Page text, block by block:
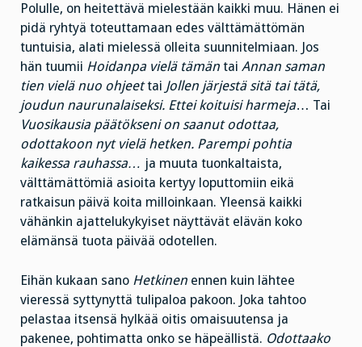
Polulle, on heitettävä mielestään kaikki muu. Hänen ei
pidä ryhtyä toteuttamaan edes välttämättömän
tuntuisia, alati mielessä olleita suunnitelmiaan. Jos
hän tuumii Hoidanpa vielä tämän tai Annan saman
tien vielä nuo ohjeettai Jollen järjestä sitä tai tätä,
joudun naurunalaiseksi. Ettei koituisi harmeja… Tai
Vuosikausia päätökseni on saanut odottaa,
odottakoon nyt vielä hetken. Parempi pohtia
kaikessa rauhassa… ja muuta tuonkaltaista,
välttämättömiä asioita kertyy loputtomiin eikä
ratkaisun päivä koita milloinkaan. Yleensä kaikki
vähänkin ajattelukykyiset näyttävät elävän koko
elämänsä tuota päivää odotellen.
Eihän kukaan sano Hetkinen ennen kuin lähtee
vieressä syttynyttä tulipaloa pakoon. Joka tahtoo
pelastaa itsensä hylkää oitis omaisuutensa ja
pakenee, pohtimatta onko se häpeällistä. Odottaako